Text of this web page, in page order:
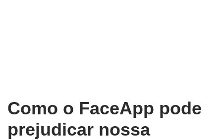
Como o FaceApp pode
prejudicar nossa